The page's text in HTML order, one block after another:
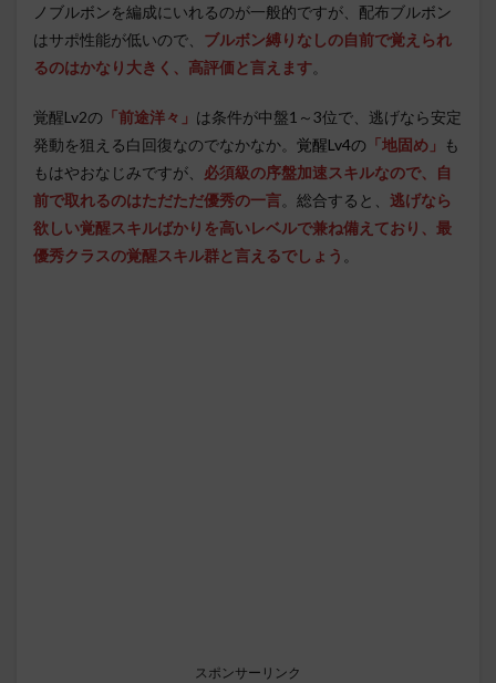
ノブルボンを編成にいれるのが一般的ですが、配布ブルボン
はサポ性能が低いので、 ブルボン縛りなしの自前で覚えられ
るのはかなり大きく、高評価と言えます。
覚醒Lv2の 「前途洋々」 は条件が中盤1～3位で、逃げなら安定
発動を狙える白回復なのでなかなか。 覚醒Lv4の 「地固め」
も
もはやおなじみですが、 必須級の序盤加速スキルなので、自
前で取れるのはただただ優秀の一言。総合すると、 逃げなら
欲しい覚醒スキルばかりを高いレベルで兼ね備えており、最
優秀クラスの覚醒スキル群と言えるでしょう 。
スポンサーリンク